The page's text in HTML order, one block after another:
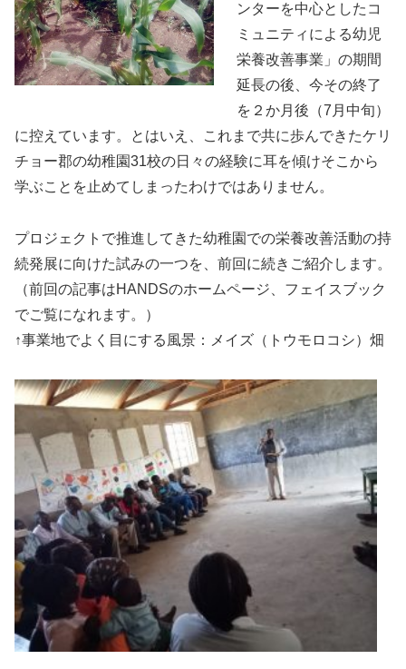
ンターを中心としたコ
ミュニティによる幼児
栄養改善事業」の期間
延長の後、今その終了
を２か月後（7月中旬）
に控えています。とはいえ、これまで共に歩んできたケリ
チョー郡の幼稚園31校の日々の経験に耳を傾けそこから
学ぶことを止めてしまったわけではありません。
プロジェクトで推進してきた幼稚園での栄養改善活動の持
続発展に向けた試みの一つを、前回に続きご紹介します。
（前回の記事はHANDSのホームページ、フェイスブック
でご覧になれます。）
↑事業地でよく目にする風景：メイズ（トウモロコシ）畑